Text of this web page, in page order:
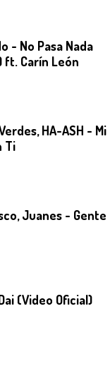
- No Pasa Nada
ft. Carín León
HA-ASH - Mi
Ti
Juanes - Gente
(Video Oficial)